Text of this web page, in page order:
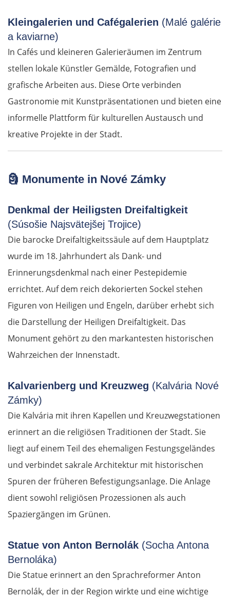
Kleingalerien und Cafégalerien (Malé galérie
a kaviarne)
In Cafés und kleineren Galerieräumen im Zentrum
stellen lokale Künstler Gemälde, Fotografien und
grafische Arbeiten aus. Diese Orte verbinden
Gastronomie mit Kunstpräsentationen und bieten eine
informelle Plattform für kulturellen Austausch und
kreative Projekte in der Stadt.
🗿 Monumente in Nové Zámky
Denkmal der Heiligsten Dreifaltigkeit
(Súsošie Najsvätejšej Trojice)
Die barocke Dreifaltigkeitssäule auf dem Hauptplatz
wurde im 18. Jahrhundert als Dank- und
Erinnerungsdenkmal nach einer Pestepidemie
errichtet. Auf dem reich dekorierten Sockel stehen
Figuren von Heiligen und Engeln, darüber erhebt sich
die Darstellung der Heiligen Dreifaltigkeit. Das
Monument gehört zu den markantesten historischen
Wahrzeichen der Innenstadt.
Kalvarienberg und Kreuzweg (Kalvária Nové
Zámky)
Die Kalvária mit ihren Kapellen und Kreuzwegstationen
erinnert an die religiösen Traditionen der Stadt. Sie
liegt auf einem Teil des ehemaligen Festungsgeländes
und verbindet sakrale Architektur mit historischen
Spuren der früheren Befestigungsanlage. Die Anlage
dient sowohl religiösen Prozessionen als auch
Spaziergängen im Grünen.
Statue von Anton Bernolák (Socha Antona
Bernoláka)
Die Statue erinnert an den Sprachreformer Anton
Bernolák, der in der Region wirkte und eine wichtige